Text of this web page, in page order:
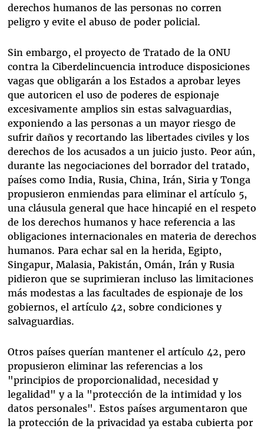
derechos humanos de las personas no corren
peligro y evite el abuso de poder policial.
Sin embargo, el proyecto de Tratado de la ONU
contra la Ciberdelincuencia introduce disposiciones
vagas que obligarán a los Estados a aprobar leyes
que autoricen el uso de poderes de espionaje
excesivamente amplios sin estas salvaguardias,
exponiendo a las personas a un mayor riesgo de
sufrir daños y recortando las libertades civiles y los
derechos de los acusados a un juicio justo. Peor aún,
durante las negociaciones del borrador del tratado,
países como India, Rusia, China, Irán, Siria y Tonga
propusieron enmiendas para eliminar el artículo 5,
una cláusula general que hace hincapié en el respeto
de los derechos humanos y hace referencia a las
obligaciones internacionales en materia de derechos
humanos. Para echar sal en la herida, Egipto,
Singapur, Malasia, Pakistán, Omán, Irán y Rusia
pidieron que se suprimieran incluso las limitaciones
más modestas a las facultades de espionaje de los
gobiernos, el artículo 42, sobre condiciones y
salvaguardias.
Otros países querían mantener el artículo 42, pero
propusieron eliminar las referencias a los
"principios de proporcionalidad, necesidad y
legalidad" y a la "protección de la intimidad y los
datos personales". Estos países argumentaron que
la protección de la privacidad ya estaba cubierta por